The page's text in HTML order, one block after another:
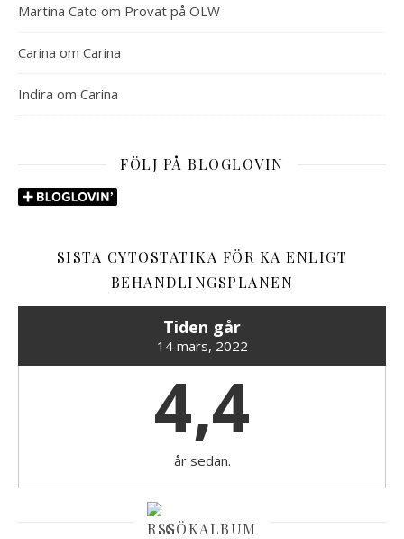
Martina Cato om Provat på OLW
Carina om Carina
Indira om Carina
FÖLJ PÅ BLOGLOVIN
SISTA CYTOSTATIKA FÖR KA ENLIGT
BEHANDLINGSPLANEN
Tiden går
14 mars, 2022
4,4
år sedan.
GÖKALBUM